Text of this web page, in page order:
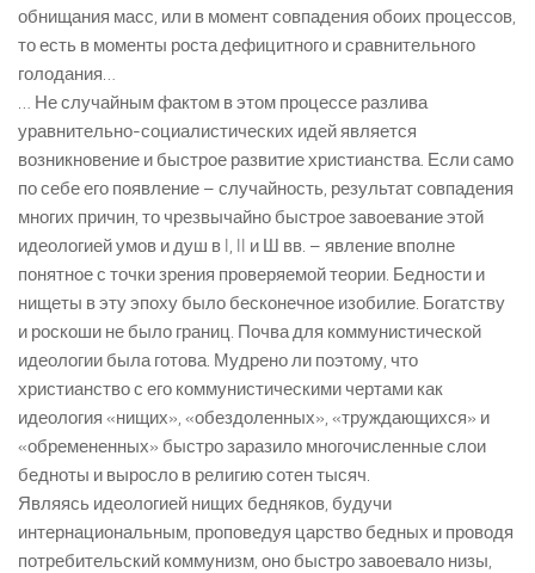
обнищания масс, или в момент совпадения обоих процессов,
то есть в моменты роста дефицитного и сравнительного
голодания…
… Не случайным фактом в этом процессе разлива
уравнительно-социалистических идей является
возникновение и быстрое развитие христианства. Если само
по себе его появление – случайность, результат совпадения
многих причин, то чрезвычайно быстрое завоевание этой
идеологией умов и душ в I, II и Ш вв. – явление вполне
понятное с точки зрения проверяемой теории. Бедности и
нищеты в эту эпоху было бесконечное изобилие. Богатству
и роскоши не было границ. Почва для коммунистической
идеологии была готова. Мудрено ли поэтому, что
христианство с его коммунистическими чертами как
идеология «нищих», «обездоленных», «труждающихся» и
«обремененных» быстро заразило многочисленные слои
бедноты и выросло в религию сотен тысяч.
Являясь идеологией нищих бедняков, будучи
интернациональным, проповедуя царство бедных и проводя
потребительский коммунизм, оно быстро завоевало низы,